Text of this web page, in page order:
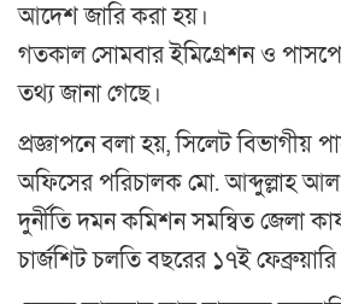
আদেশ জারি করা হয়।
গতকাল সোমবার ইমিগ্রেশন ও
তথ্য জানা গেছে।
প্রজ্ঞাপনে বলা হয়, সিলেট বিভাগীয়
অফিসের পরিচালক মো. আব্দুল্লাহ আল
দুর্নীতি দমন কমিশন সমন্বিত জেলা
চার্জশিট চলতি বছরের ১৭ই